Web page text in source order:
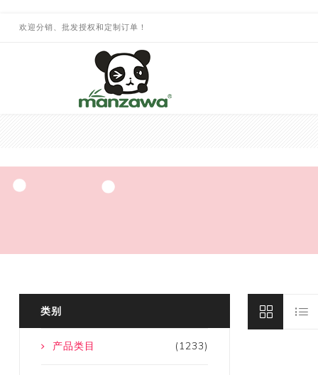
欢迎分销、批发授权和定制订单！
类别
(1233)
产品类目